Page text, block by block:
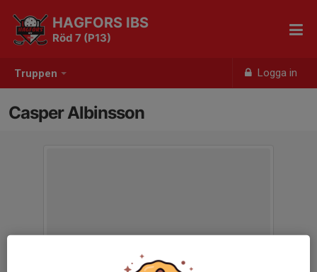
Truppen Logga in
HAGFORS IBS
Röd 7 (P13)
Casper Albinsson